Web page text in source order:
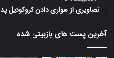
تصاویری از سواری دادن کروکودیل
آخرین پست های بازبینی شده